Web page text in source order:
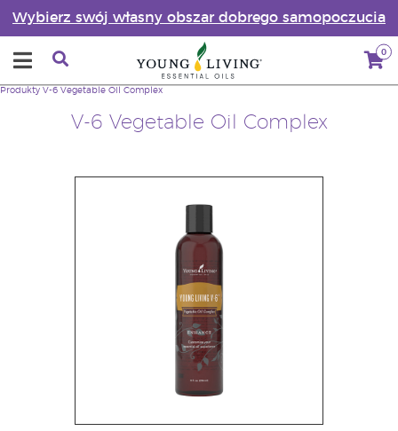
Wybierz swój własny obszar dobrego samopoczucia
0
V-6 Vegetable Oil Complex
Produkty V-6 Vegetable Oil Complex